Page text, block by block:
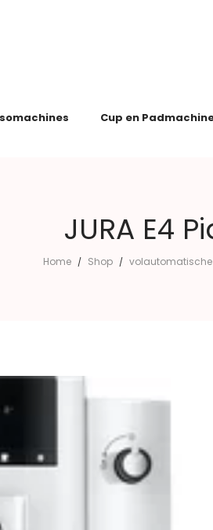
Cup en
JURA E4
Home / Shop /